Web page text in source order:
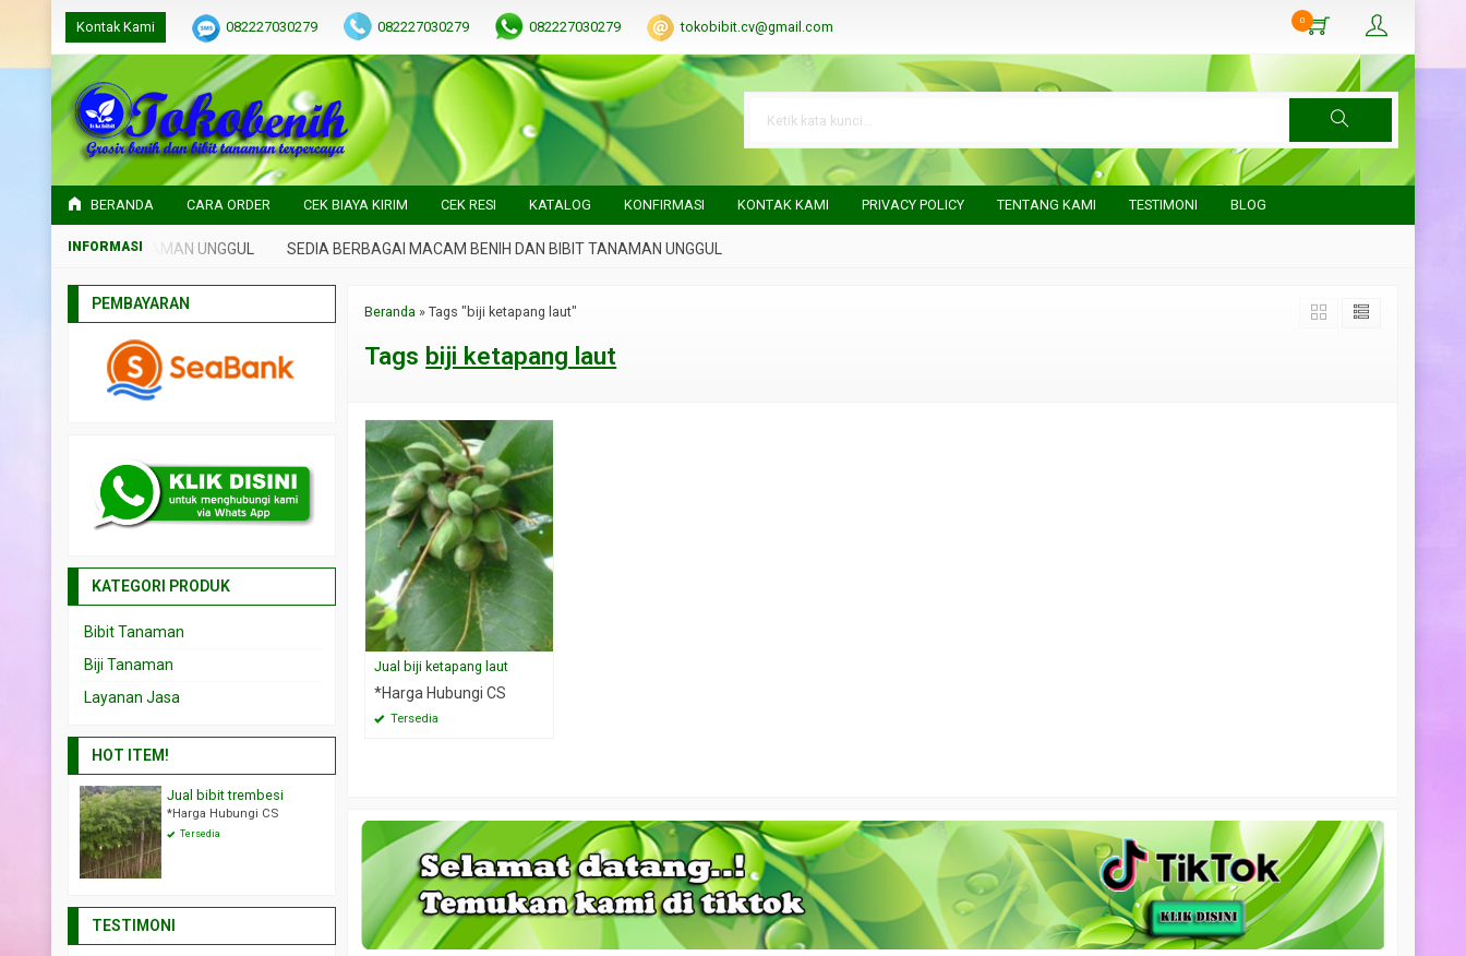
Kontak Kami 082227030279 082227030279 082227030279 tokobibit.cv@gmail.com 0
BERANDA CARA ORDER CEK BIAYA KIRIM CEK RESI KATALOG KONFIRMASI KONTAK KAMI PRIVACY POLICY TENTANG KAMI TESTIMONI BLOG
DAN BIBIT TANAMAN UNGGUL SEDIA BERBAGAI MACAM BENIH DAN BIBIT TANAMAN UNGGUL
Beranda »Tags "biji ketapang laut"
Tags biji ketapang laut
Jual biji ketapang laut
*Harga Hubungi CS
Tersedia
PEMBAYARAN
KATEGORI PRODUK
Bibit Tanaman
Biji Tanaman
Layanan Jasa
HOT ITEM!
Jual bibit trembesi
*Harga Hubungi CS
Tersedia Tersedia Tersedia Tersedia
TESTIMONI